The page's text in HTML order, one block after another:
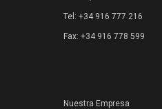
Tel: +34 916 777 216
Fax: +34 916 778 599
Nuestra Empresa